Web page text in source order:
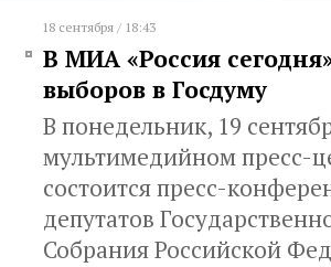
18 сентября / 18:43
В МИА «Россия
выборов в Госдуму
В понедельник, 19
мультимедийном пресс-
состоится пресс-
депутатов
Собрания Российской